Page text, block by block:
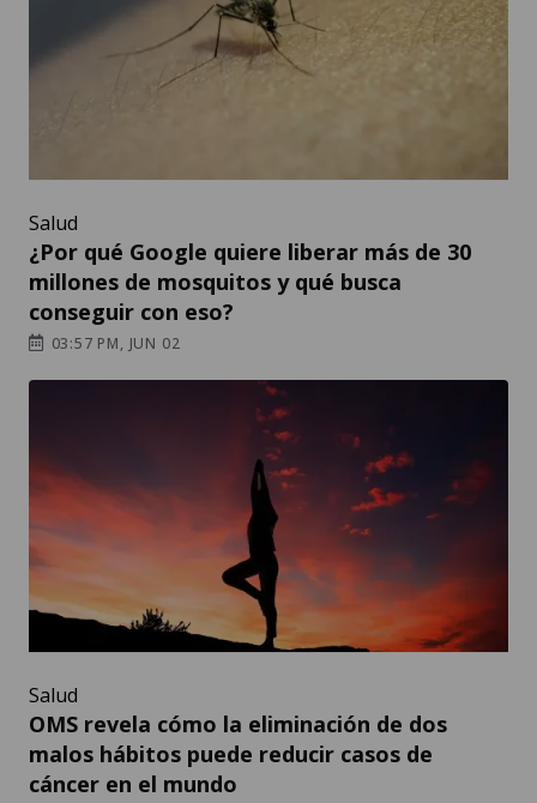
Salud
¿Por qué Google quiere liberar más de 30
millones de mosquitos y qué busca
conseguir con eso?
03:57 PM, JUN 02
Salud
OMS revela cómo la eliminación de dos
malos hábitos puede reducir casos de
cáncer en el mundo